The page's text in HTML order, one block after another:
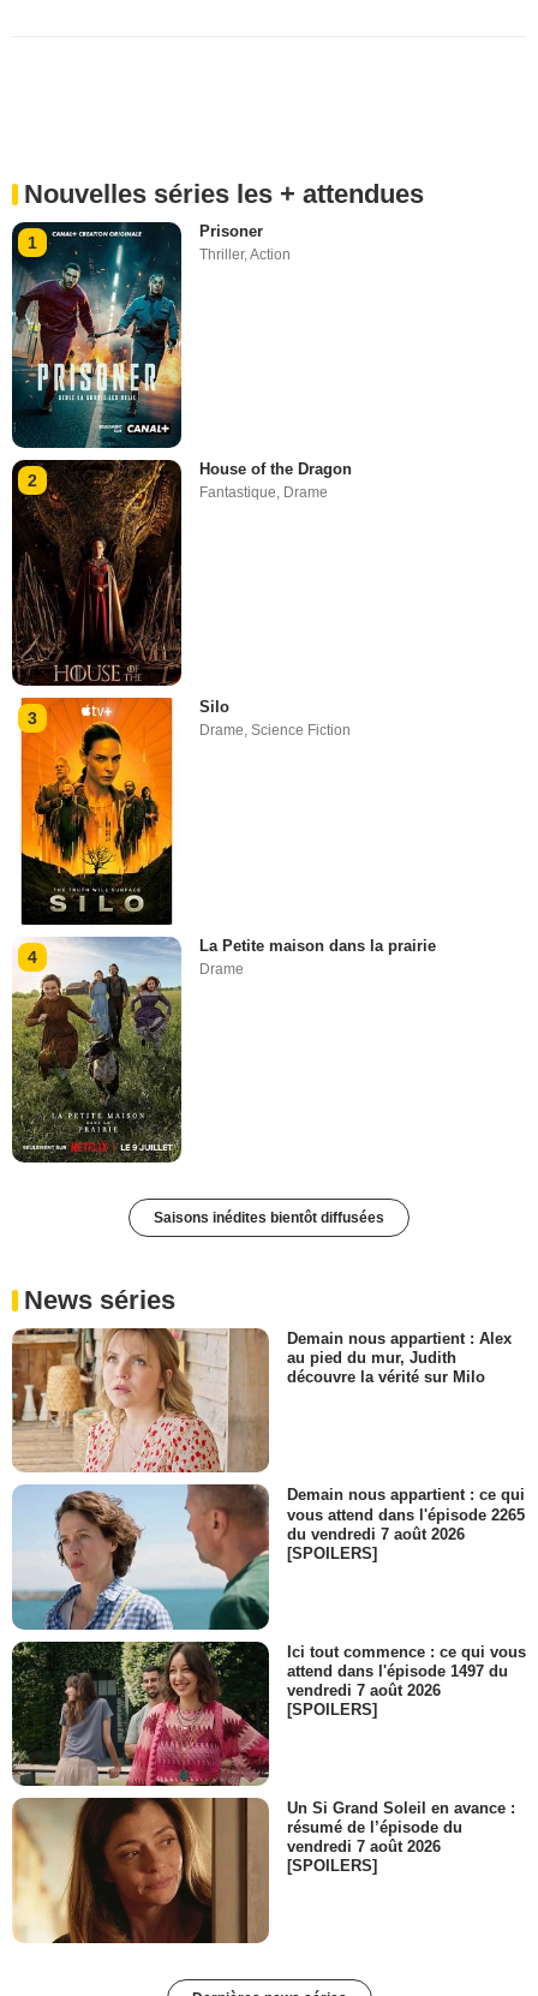
Nouvelles séries les + attendues
1
Prisoner
Thriller,Action
2
House of the Dragon
Fantastique, Drame
3
Silo
Drame,Science Fiction
4
La Petite maison dans la prairie
Drame
Saisons inédites bientôt diffusées
News séries
Demain nous appartient : Alex
au pied du mur, Judith
découvre la vérité sur Milo
Demain nous appartient : ce qui
vous attend dans l'épisode 2265
du vendredi 7 août 2026
[SPOILERS]
Ici tout commence : ce qui vous
attend dans l'épisode 1497 du
vendredi 7 août 2026
[SPOILERS]
Un Si Grand Soleil en avance :
résumé de l’épisode du
vendredi 7 août 2026
[SPOILERS]